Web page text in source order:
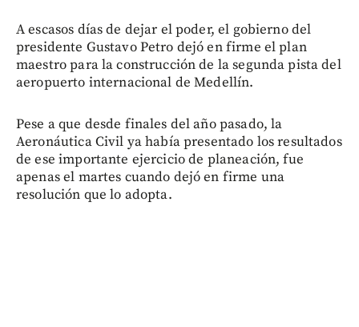
A escasos días de dejar el poder, el gobierno del
presidente Gustavo Petro dejó en firme el plan
maestro para la construcción de la segunda pista del
aeropuerto internacional de Medellín.
Pese a que desde finales del año pasado, la
Aeronáutica Civil ya había presentado los resultados
de ese importante ejercicio de planeación, fue
apenas el martes cuando dejó en firme una
resolución que lo adopta.